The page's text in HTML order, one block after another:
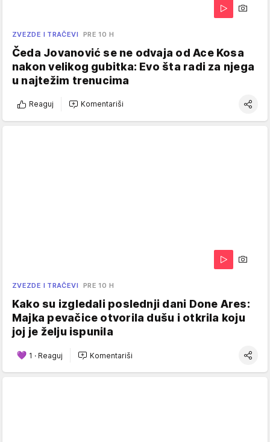
ZVEZDE I TRAČEVI PRE 10 H
Čeda Jovanović se ne odvaja od Ace Kosa
nakon velikog gubitka: Evo šta radi za njega
u najtežim trenucima
Reaguj Komentariši
ZVEZDE I TRAČEVI PRE 10 H
Kako su izgledali poslednji dani Done Ares:
Majka pevačice otvorila dušu i otkrila koju
joj je želju ispunila
1 · Reaguj Komentariši